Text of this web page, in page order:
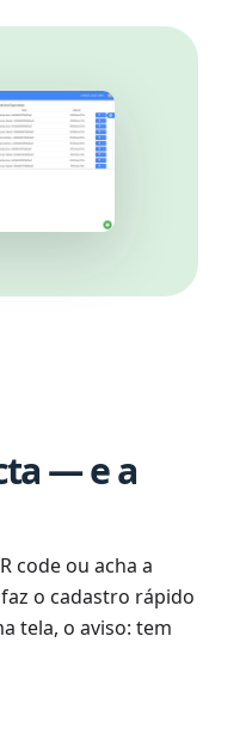
— e a
code ou acha a
o cadastro rápido
tela, o aviso: tem